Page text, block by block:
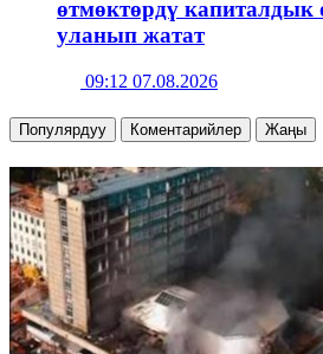
өтмөктөрдү капиталдык
уланып жатат
09:12 07.08.2026
Популярдуу Коментарийлер Жаңы